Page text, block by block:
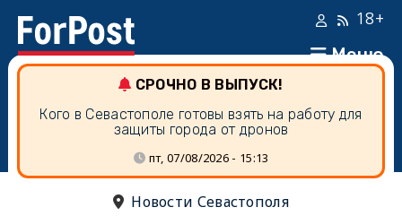
Меню
18+
СРОЧНО В ВЫПУСК!
Кого в Севастополе готовы взять на работу для
защиты города от дронов
пт, 07/08/2026 - 15:13
Новости Севастополя